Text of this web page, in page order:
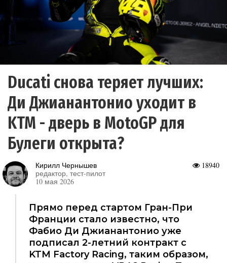
Ducati снова теряет лучших:
Ди Джианантонио уходит в
KTM - дверь в MotoGP для
Булеги открыта?
18940
Кирилл Чернышев
редактор, тест-пилот
10 мая 2026
Прямо перед стартом Гран-При
Франции стало известно, что
Фабио Ди Джианантонио уже
подписал 2-летний контракт с
KTM Factory Racing, таким образом,